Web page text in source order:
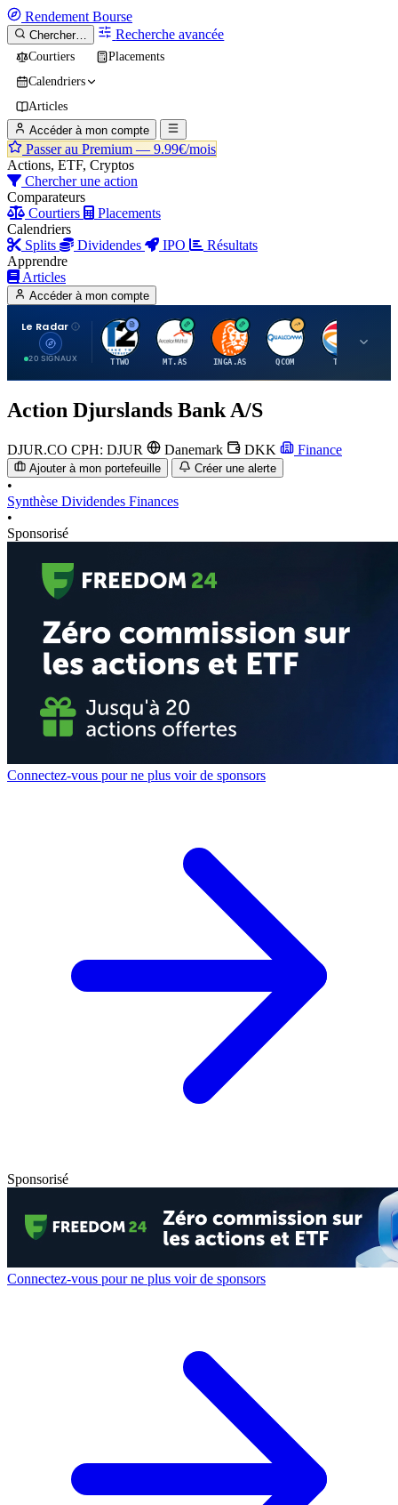
Rendement Bourse
Chercher… Recherche avancée
Courtiers
Placements
Calendriers
Articles
Accéder à mon compte
Passer au Premium — 9.99€/mois
Actions, ETF, Cryptos
Chercher une action
Comparateurs
Courtiers
Placements
Calendriers
Splits
Dividendes IPO
Résultats
Apprendre
Articles
Accéder à mon compte
Le Radar
20 SIGNAUX
T
TTWO
A
MT.AS
I
INGA.AS
Q
QCOM
T
TTE
Action Djurslands Bank A/S
DJUR.CO CPH: DJUR Danemark DKK Finance
Ajouter à mon portefeuille Créer une alerte
•
Synthèse Dividendes Finances
•
Sponsorisé
Connectez-vous pour ne plus voir de sponsors
Sponsorisé
Connectez-vous pour ne plus voir de sponsors